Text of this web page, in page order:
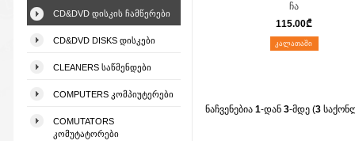
CD&DVD ᲓᲘᲡᲙᲘᲡ ᲩᲐᲛᲬᲔᲠᲔᲑᲘ
CD&DVD DISKS ᲓᲘᲡᲙᲔᲑᲘ
CLEANERS ᲡᲐᲬᲛᲔᲜᲓᲔᲑᲘ
COMPUTERS ᲙᲝᲛᲞᲘᲣᲢᲔᲠᲔᲑᲘ
COMUTATORS
ᲙᲝᲛᲣᲢᲐᲢᲝᲠᲔᲑᲘ
ჩა
115.00₾
ᲙᲐᲚᲐᲗᲐᲨᲘ
ნაჩვენებია 1-დან 3-მდე (3